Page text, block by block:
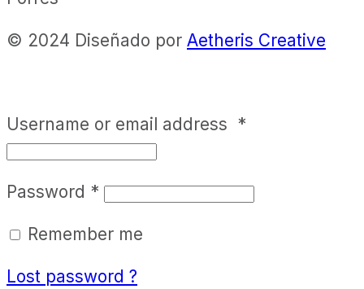
© 2024 Diseñado por Aetheris Creative
Username or email address *
Password *
Remember me
Lost password ?